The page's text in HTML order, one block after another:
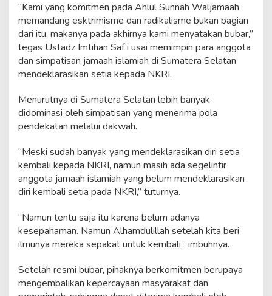
“Kami yang komitmen pada Ahlul Sunnah Waljamaah
memandang esktrimisme dan radikalisme bukan bagian
dari itu, makanya pada akhirnya kami menyatakan bubar,”
tegas Ustadz Imtihan Saf’i usai memimpin para anggota
dan simpatisan jamaah islamiah di Sumatera Selatan
mendeklarasikan setia kepada NKRI.
Menurutnya di Sumatera Selatan lebih banyak
didominasi oleh simpatisan yang menerima pola
pendekatan melalui dakwah.
“Meski sudah banyak yang mendeklarasikan diri setia
kembali kepada NKRI, namun masih ada segelintir
anggota jamaah islamiah yang belum mendeklarasikan
diri kembali setia pada NKRI,” tuturnya.
“Namun tentu saja itu karena belum adanya
kesepahaman. Namun Alhamdulillah setelah kita beri
ilmunya mereka sepakat untuk kembali,” imbuhnya.
Setelah resmi bubar, pihaknya berkomitmen berupaya
mengembalikan kepercayaan masyarakat dan